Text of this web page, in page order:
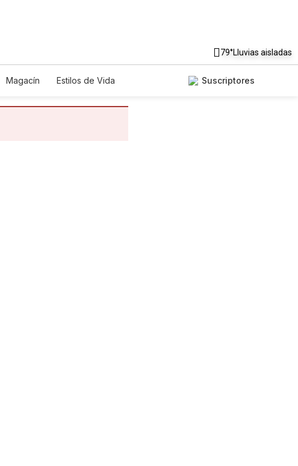
79°Lluvias aisladas
Magacín
Estilos de Vida
Suscriptores